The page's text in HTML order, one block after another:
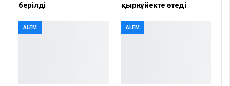
берілді
қыркүйекте өтеді
ALEM ALEM